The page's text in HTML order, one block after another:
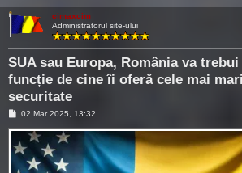
cimaxcim
Administratorul site-ului
SUA sau Europa, România va
funcție de cine îi oferă cele mai
securitate
M
s
a
j
02 Mar 2025, 13:32